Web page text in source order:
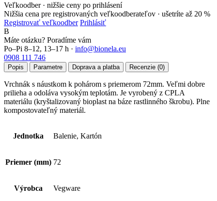
Veľkoodber · nižšie ceny po prihlásení
Nižšia cena pre registrovaných veľkoodberateľov · ušetríte až 20 %
Registrovať veľkoodber Prihlásiť
B
Máte otázku? Poradíme vám
Po–Pi 8–12, 13–17 h · info@bionela.eu
0908 111 746
Popis Parametre Doprava a platba Recenzie (0)
Vrchnák s náustkom k pohárom s priemerom 72mm. Veľmi dobre
prilieha a odoláva vysokým teplotám. Je vyrobený z CPLA
materiálu (kryštalizovaný bioplast na báze rastlinného škrobu). Plne
kompostovateľný materiál.
Jednotka Balenie, Kartón
Priemer (mm) 72
Výrobca Vegware